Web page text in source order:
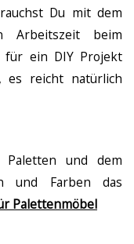
Du mit dem
Arbeitszeit beim
für ein DIY Projekt
es reicht natürlich
und dem
und Farben das
Palettenmöbel